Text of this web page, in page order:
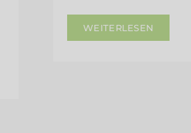
WEITERLESEN